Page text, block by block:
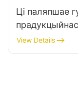
Ці паляпшае
View Details